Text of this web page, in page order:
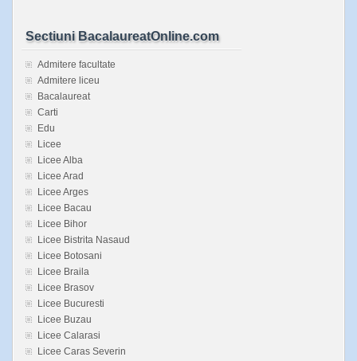
Sectiuni BacalaureatOnline.com
Admitere facultate
Admitere liceu
Bacalaureat
Carti
Edu
Licee
Licee Alba
Licee Arad
Licee Arges
Licee Bacau
Licee Bihor
Licee Bistrita Nasaud
Licee Botosani
Licee Braila
Licee Brasov
Licee Bucuresti
Licee Buzau
Licee Calarasi
Licee Caras Severin